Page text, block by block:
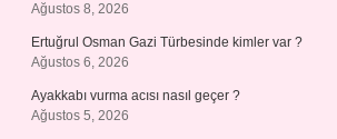
Ağustos 8, 2026
Ertuğrul Osman Gazi Türbesinde kimler var ?
Ağustos 6, 2026
Ayakkabı vurma acısı nasıl geçer ?
Ağustos 5, 2026